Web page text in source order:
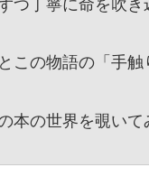
つ丁寧に命を吹き
の物語の「手触
の世界を覗いて